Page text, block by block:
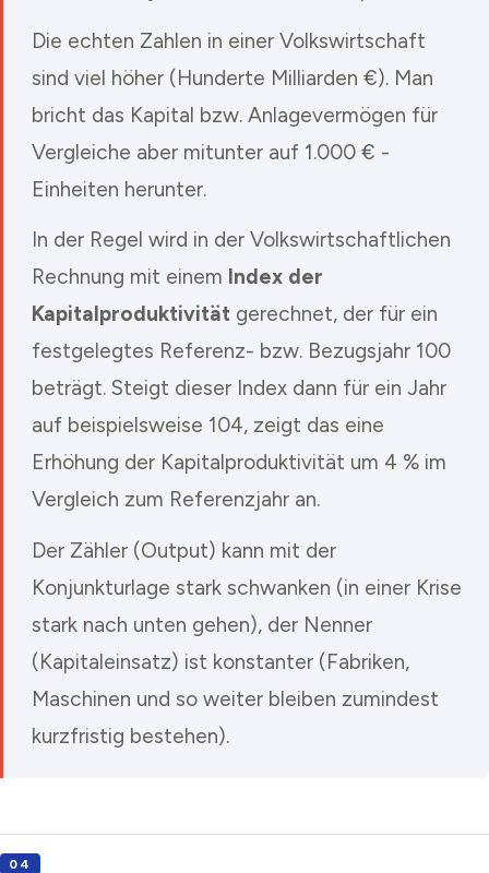
Die echten Zahlen in einer Volkswirtschaft
sind viel höher (Hunderte Milliarden €). Man
bricht das Kapital bzw. Anlagevermögen für
Vergleiche aber mitunter auf 1.000 € -
Einheiten herunter.
In der Regel wird in der Volkswirtschaftlichen
Rechnung mit einem Index der
Kapitalproduktivitätgerechnet, der für ein
festgelegtes Referenz- bzw. Bezugsjahr 100
beträgt. Steigt dieser Index dann für ein Jahr
auf beispielsweise 104, zeigt das eine
Erhöhung der Kapitalproduktivität um 4 % im
Vergleich zum Referenzjahr an.
Der Zähler (Output) kann mit der
Konjunkturlage stark schwanken (in einer Krise
stark nach unten gehen), der Nenner
(Kapitaleinsatz) ist konstanter (Fabriken,
Maschinen und so weiter bleiben zumindest
kurzfristig bestehen).